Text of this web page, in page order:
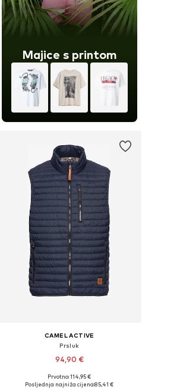
Majice s printom
CAMEL ACTIVE
Prsluk
94,90 €
Dostupne veličine: M-L, L-XL, XXL
Prvotno: 114,95 €
Posljednja najniža cijena:85,41 €